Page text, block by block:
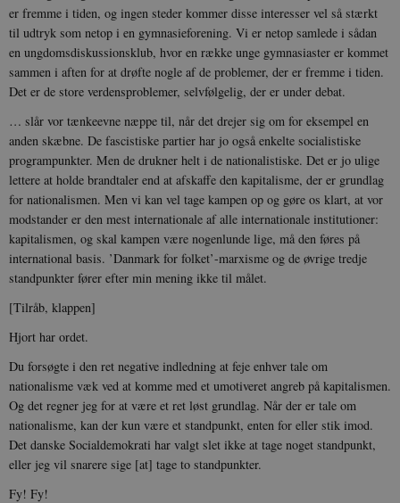
er fremme i tiden, og ingen steder kommer disse interesser vel så stærkt
til udtryk som netop i en gymnasieforening. Vi er netop samlede i sådan
en ungdomsdiskussionsklub, hvor en række unge gymnasiaster er kommet
sammen i aften for at drøfte nogle af de problemer, der er fremme i tiden.
Det er de store verdensproblemer, selvfølgelig, der er under debat.
… slår vor tænkeevne næppe til, når det drejer sig om for eksempel en
anden skæbne. De fascistiske partier har jo også enkelte socialistiske
programpunkter. Men de drukner helt i de nationalistiske. Det er jo ulige
lettere at holde brandtaler end at afskaffe den kapitalisme, der er grundlag
for nationalismen. Men vi kan vel tage kampen op og gøre os klart, at vor
modstander er den mest internationale af alle internationale institutioner:
kapitalismen, og skal kampen være nogenlunde lige, må den føres på
international basis. ’Danmark for folket’-marxisme og de øvrige tredje
standpunkter fører efter min mening ikke til målet.
[Tilråb, klappen]
Hjort har ordet.
Du forsøgte i den ret negative indledning at feje enhver tale om
nationalisme væk ved at komme med et umotiveret angreb på kapitalismen.
Og det regner jeg for at være et ret løst grundlag. Når der er tale om
nationalisme, kan der kun være et standpunkt, enten for eller stik imod.
Det danske Socialdemokrati har valgt slet ikke at tage noget standpunkt,
eller jeg vil snarere sige [at] tage to standpunkter.
Fy! Fy!